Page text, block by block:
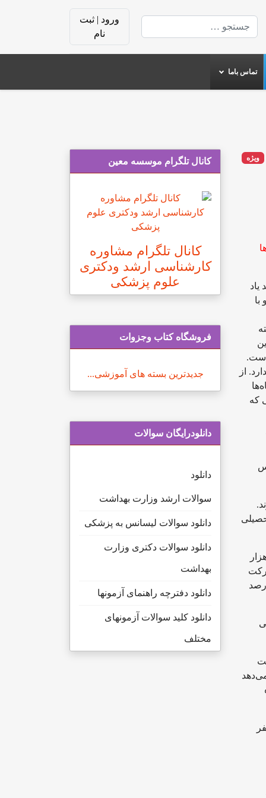
ورود | ثبت
نام
تماس باما
ویژه
یاد
است.
از
دانشگاه‌ها
که
تحصیلی
سراسری ۱۴۰۲ نیز یک میلیون و ۶۰ هزار نفر مجاز به انتخاب رشته بودند که در نهایت بیش از ۶۰۰ هزار
شرکت
۱۴۰۲ را انتخاب کردند که تنها ۱۷ درصد ظرفیت این بخش را در بر می‌گیرد و ۸۳ درصد
هزار صندلی
از دفترچه اعمال شده است) در مجموع دوره‌ها ۳۳۲ هزار و ۵۱۵ نفر
کانال تلگرام موسسه معین
کانال تلگرام مشاوره
کارشناسی ارشد ودکتری
علوم پزشکی
فروشگاه کتاب وجزوات
جدیدترین بسته های آموزشی...
دانلودرایگان سوالات
دانلود
سوالات ارشد وزارت بهداشت
دانلود سوالات لیسانس به پزشکی
دانلود سوالات دکتری وزارت
بهداشت
دانلود دفترچه راهنمای آزمونها
دانلود کلید سوالات آزمونهای
مختلف